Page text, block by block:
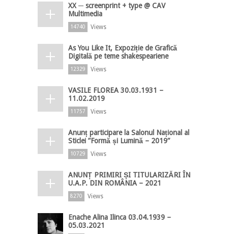
XX ─ screenprint + type @ CAV
Multimedia
14740 Views
As You Like It, Expoziție de Grafică
Digitală pe teme shakespeariene
12329 Views
VASILE FLOREA 30.03.1931 –
11.02.2019
11757 Views
Anunț participare la Salonul Național al
Sticlei ”Formă și Lumină – 2019”
10729 Views
ANUNȚ PRIMIRI ȘI TITULARIZĂRI ÎN
U.A.P. DIN ROMÂNIA – 2021
8270 Views
Enache Alina Ilinca 03.04.1939 –
05.03.2021